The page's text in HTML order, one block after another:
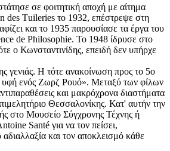
σε φοιτητική αποχή με αίτημα
des Τuileries το 1932, επέστρεψε στη
και το 1935 παρουσίασε τα έργα του
de Philosophie. Το 1948 ίδρυσε στο
ο Κωνσταντινίδης, επειδή δεν υπήρχε
γενιάς. Η τότε ανακοίνωση προς το 5ο
υφή ενός Ζωρζ Ρουό». Μεταξύ των φίλων
και μακρόχρονα διαστήματα
Θεσσαλονίκης. Κατ' αυτήν την
στο Μουσείο Σύγχρονης Τέχνης ή
Santé για να τον πείσει,
και τον αποκλεισμό κάθε